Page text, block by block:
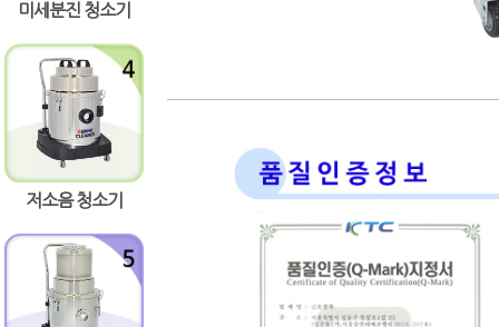
미세분진 청소기
저소음 청소기